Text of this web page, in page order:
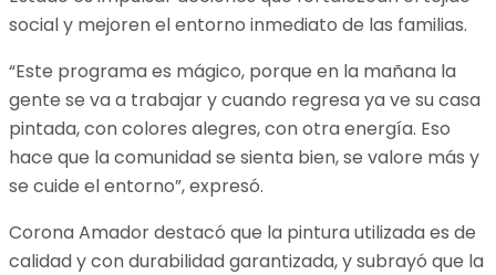
social y mejoren el entorno inmediato de las familias.
“Este programa es mágico, porque en la mañana la
gente se va a trabajar y cuando regresa ya ve su casa
pintada, con colores alegres, con otra energía. Eso
hace que la comunidad se sienta bien, se valore más y
se cuide el entorno”, expresó.
Corona Amador destacó que la pintura utilizada es de
calidad y con durabilidad garantizada, y subrayó que la